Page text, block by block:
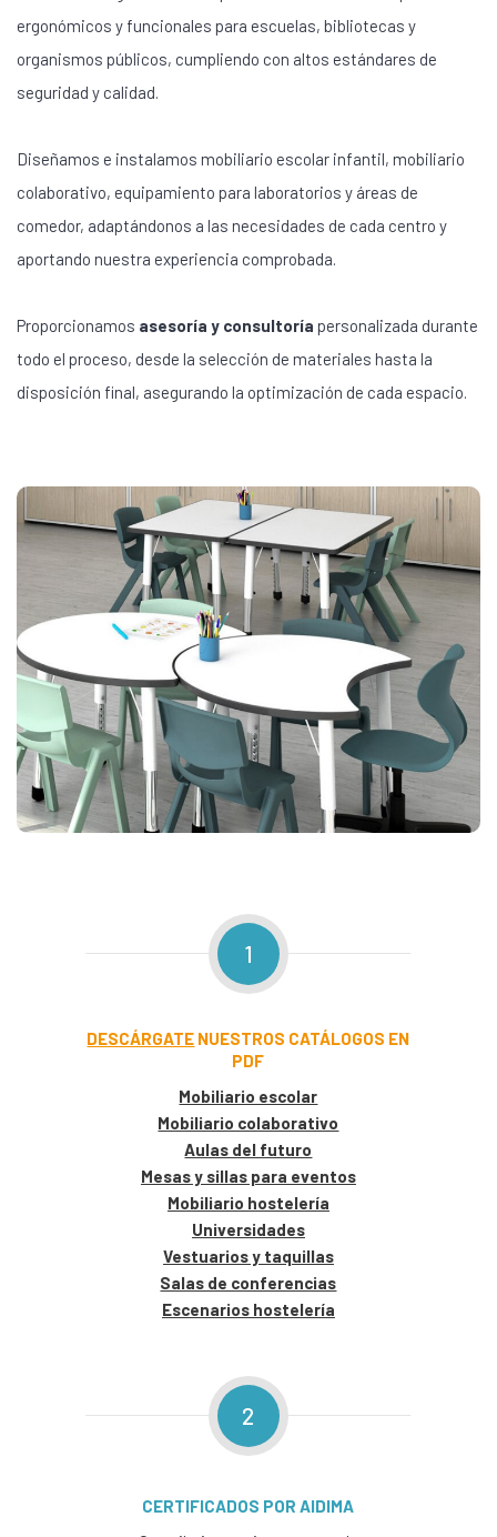
ergonómicos y funcionales para escuelas, bibliotecas y
organismos públicos, cumpliendo con altos estándares de
seguridad y calidad.
Diseñamos e instalamos mobiliario escolar infantil, mobiliario
colaborativo, equipamiento para laboratorios y áreas de
comedor, adaptándonos a las necesidades de cada centro y
aportando nuestra experiencia comprobada.
Proporcionamos asesoría y consultoría personalizada durante
todo el proceso, desde la selección de materiales hasta la
disposición final, asegurando la optimización de cada espacio.
1
DESCÁRGATE NUESTROS CATÁLOGOS EN
PDF
Mobiliario escolar
Mobiliario colaborativo
Aulas del futuro
Mesas y sillas para eventos
Mobiliario hostelería
Universidades
Vestuarios y taquillas
Salas de conferencias
Escenarios hostelería
2
CERTIFICADOS POR AIDIMA